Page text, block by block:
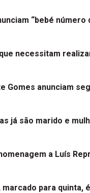
“bebé número
necessitam
Gomes anunciam
já são marido e
a Luís
para quinta,